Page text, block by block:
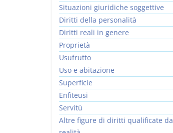
Situazioni giuridiche soggettive
Diritti della personalità
Diritti reali in genere
Proprietà
Usufrutto
Uso e abitazione
Superficie
Enfiteusi
Servitù
Altre figure di diritti qualificate da